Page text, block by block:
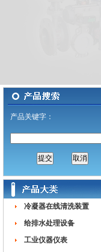
产品关键字：
冷凝器在线清洗装置
给排水处理设备
工业仪器仪表